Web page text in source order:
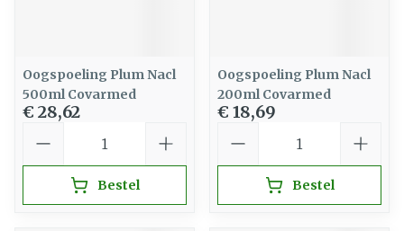
Oogspoeling Plum Nacl
500ml Covarmed
€ 28,62
Bestel
Oogspoeling Plum Nacl
200ml Covarmed
€ 18,69
Bestel